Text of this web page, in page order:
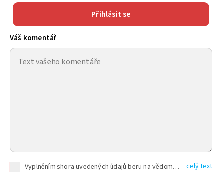
Přihlásit se
Váš komentář
Vyplněním shora uvedených údajů beru na vědomí, že společnost TEXT FACTORY s.r.o., sídlem Brno, Durďákova 336/29, Černá Pole, PSČ: 613 00, IČ: 06157831, zapsané u Krajského soudu v Brně, oddíl C, vložka 100399, bude zpracovávat mé osobní údaje uvedené v rámci mnou vyplněného registračního formuláře na základě oprávněných zájmů TEXT FACTORY s.r.o. dle čl. 6 odst. 1 písm. f) GDPR a pro splnění právních povinností (čl. 6 odst. 1 písm. c) GDPR), a to pro tyto účely: nezbytnost zajistit oprávnění návštěvníka webových stránek provozovaných společností TEXT FACTORY s.r.o. přispívat aktivně ke zveřejněným článkům nebo v rámci diskusních fór a výkon práv TEXT FACTORY s.r.o. jako administrátora těchto diskusních fór. Více informací o zpracování osobních údajů a právech lze nalézt v celý text